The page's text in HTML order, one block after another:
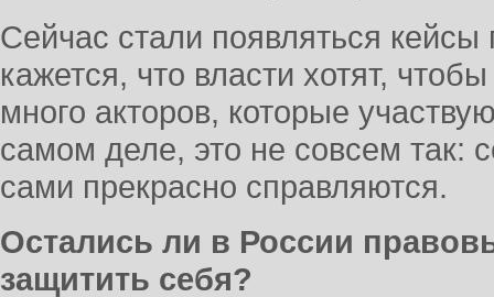
Сейчас стали появляться
кажется, что власти хотят,
много акторов, которые
самом деле, это не совсем так:
сами прекрасно справляются.
Остались ли в России
защитить себя?